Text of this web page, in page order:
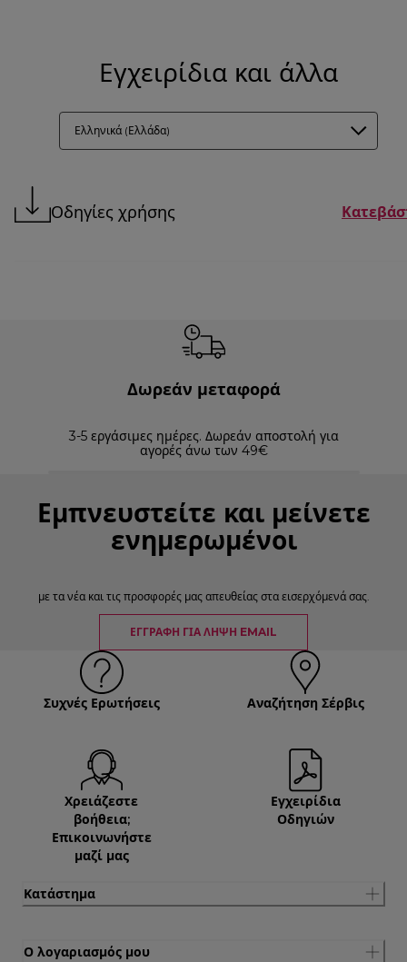
Εγχειρίδια και άλλα
Ελληνικά (Ελλάδα)
Οδηγίες χρήσης
Δωρεάν μεταφορά
3-5 εργάσιμες ημέρες. Δωρεάν αποστολή για
αγορές άνω των 49€
Εμπνευστείτε και μείνετε
ενημερωμένοι
με τα νέα και τις προσφορές μας απευθείας στα εισερχόμενά σας.
ΕΓΓΡΑΦΉ ΓΙΑ ΛΉΨΗ EMAIL
Συχνές Ερωτήσεις Αναζήτηση Σέρβις
Χρειάζεστε
βοήθεια;
Επικοινωνήστε
μαζί μας
Εγχειρίδια
Οδηγιών
Κατάστημα
Ο λογαριασμός μου